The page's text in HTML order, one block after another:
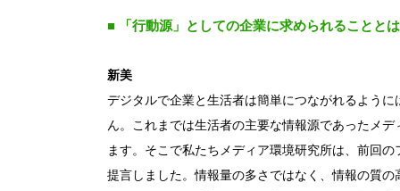
■ 「行動源」としての企業に求められることとは
新美
デジタルで企業と生活者は簡単につながれるよう
ん。これまでは生活者の主要な情報源であったメ
ます。そこで私たちメディア環境研究所は、前回
提言しました。情報量の多さではなく、情報の質